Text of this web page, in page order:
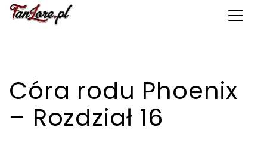
Toggle
Córa rodu Phoenix
– Rozdział 16